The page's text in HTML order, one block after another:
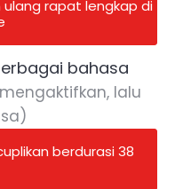
rapat lengkap di
bahasa
lalu
berdurasi 38